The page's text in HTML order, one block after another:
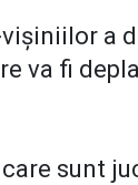
vișiniilor a
va fi
sunt